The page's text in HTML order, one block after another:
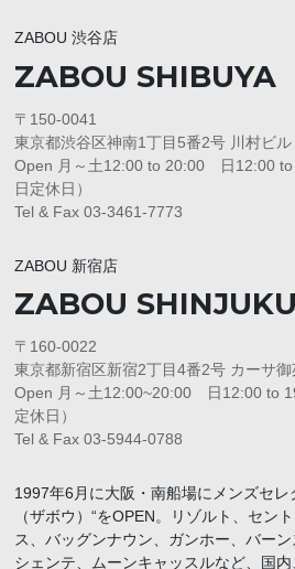
ZABOU 渋谷店
ZABOU SHIBUYA
〒150-0041
東京都渋谷区神南1丁目5番2号 川村ビル
Open 月～土12:00 to 20:00 日12:00 to
日定休日）
Tel & Fax 03-3461-7773
ZABOU 新宿店
ZABOU SHINJUKU
〒160-0022
東京都新宿区新宿2丁目4番2号 カーサ御
Open 月～土12:00~20:00 日12:00 to
定休日）
Tel & Fax 03-5944-0788
1997年6月に大阪・南船場にメンズセレ
（ザボウ）“をOPEN。リゾルト、セン
ス、バッグンナウン、ガンホー、バー
シェンテ、ムーンキャッスルなど、国